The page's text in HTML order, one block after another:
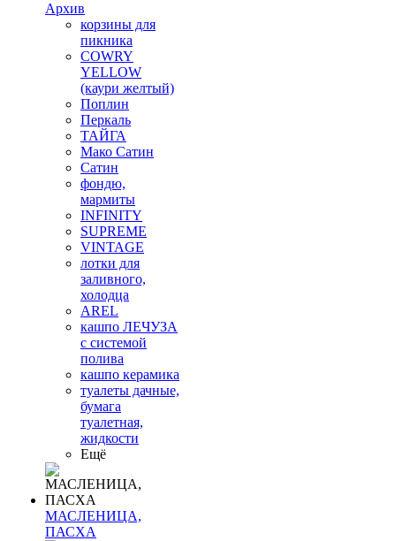
Архив
корзины для
пикника
COWRY
YELLOW
(каури желтый)
Поплин
Перкаль
ТАЙГА
Мако Сатин
Сатин
фондю,
мармиты
INFINITY
SUPREME
VINTAGE
лотки для
заливного,
холодца
AREL
кашпо ЛЕЧУЗА
с системой
полива
кашпо керамика
туалеты дачные,
бумага
туалетная,
жидкости
Ещё
МАСЛЕНИЦА,
ПАСХА